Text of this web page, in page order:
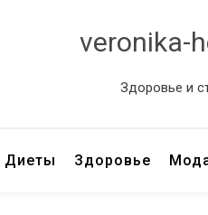
veronika-
Здоровье и
Диеты Здоровье